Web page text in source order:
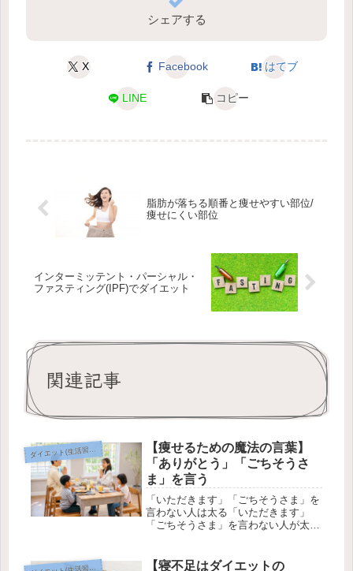
シェアする
X Facebook はてブ
LINE コピー
脂肪が落ちる順番と痩せやすい部位/
痩せにくい部位
インターミッテント・パーシャル・
ファスティング(IPF)でダイエット
関連記事
ダ
イエット(生活習慣)
【痩せるための魔法の言葉】
「ありがとう」「ごちそうさ
ま」を言う
「いただきます」「ごちそうさま」を
言わない人は太る「いただきます」
「ごちそうさま」を言わない人が太る
さま」を言わない人が太るかという
イエット(生活習慣)
【寝不足はダイエットの